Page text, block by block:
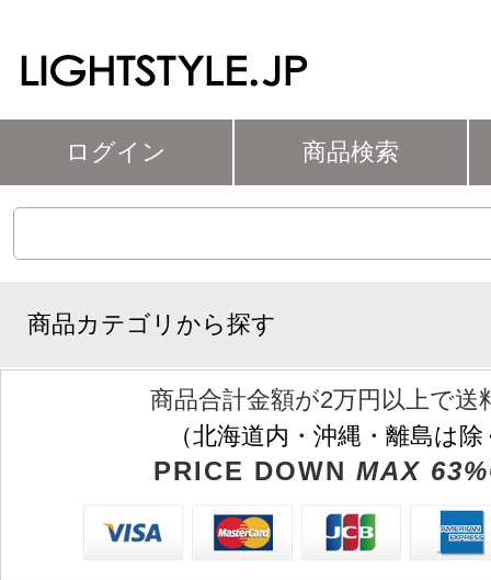
ログイン 商品検索
商品カテゴリから探す
商品合計金額が2万円以上で送
（北海道内・沖縄・離島は
PRICE DOWN MAX